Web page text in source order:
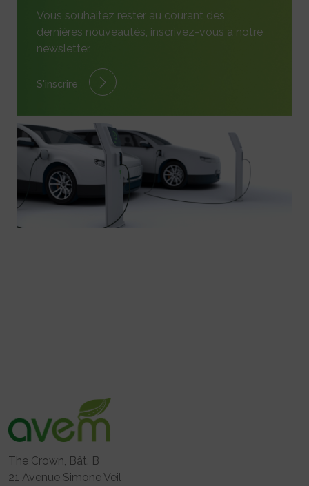
Vous souhaitez rester au courant des
dernières nouveautés, inscrivez-vous à notre
newsletter.
S'inscrire
The Crown, Bât. B
21 Avenue Simone Veil